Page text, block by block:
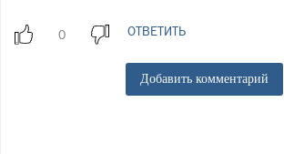
ОТВЕТИТЬ
Добавить комментарий